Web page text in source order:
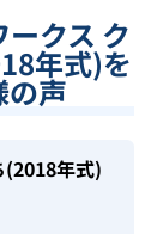
クス ク
年式)を
の声
年式)